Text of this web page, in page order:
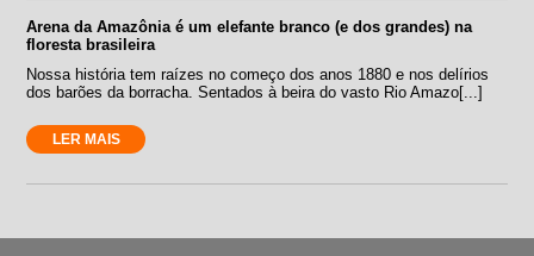
Arena da Amazônia é um elefante branco (e dos grandes) na
floresta brasileira
Nossa história tem raízes no começo dos anos 1880 e nos delírios
dos barões da borracha. Sentados à beira do vasto Rio Amazo[...]
LER MAIS